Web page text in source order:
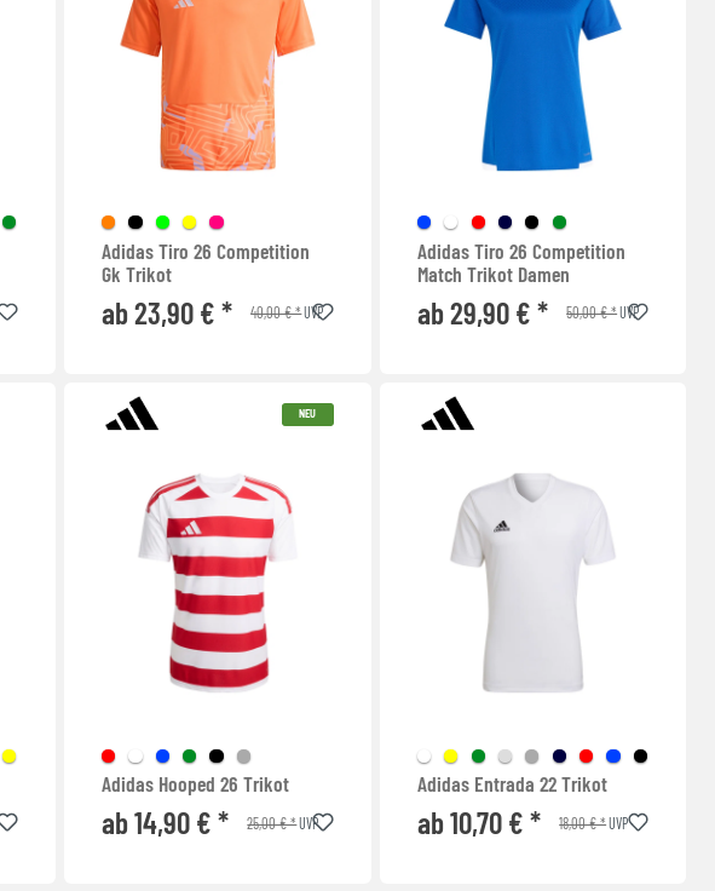
Adidas Tiro 26 Competition
Gk Trikot
ab 23,90 € * 40,00 € *UVP
Adidas Tiro 26 Competition
Match Trikot Damen
ab 29,90 € * 50,00 € *UVP
NEU
Adidas Hooped 26 Trikot
ab 14,90 € * 25,00 € *UVP
Adidas Entrada 22 Trikot
ab 10,70 € * 18,00 € *UVP